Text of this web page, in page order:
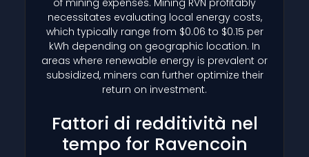
necessitates evaluating local energy costs,
which typically range from $0.06 to $0.15 per
kWh depending on geographic location. In
areas where renewable energy is prevalent or
subsidized, miners can further optimize their
return on investment.
Fattori di redditività nel
tempo for Ravencoin